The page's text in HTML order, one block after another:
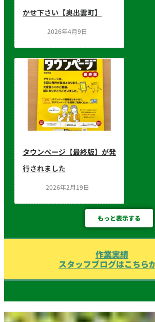
かせ下さい【奥出雲町】
2026年4月9日
タウンページ【最終版】が発
行されました
2026年2月19日
もっと表示する
作業実績
スタッフブログはこちら